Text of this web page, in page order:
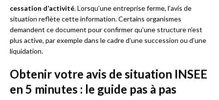
cessation d’activité. Lorsqu’une entreprise ferme, l’avis de
situation reflète cette information. Certains organismes
demandent ce document pour confirmer qu’une structure n’est
plus active, par exemple dans le cadre d’une succession ou d’une
liquidation.
Obtenir votre avis de situation INSEE
en 5 minutes : le guide pas à pas